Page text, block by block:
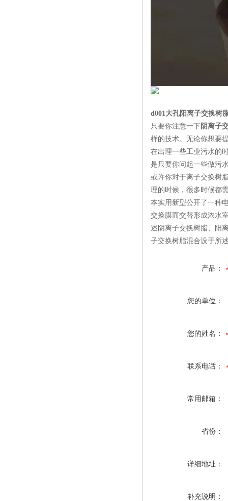
d001大孔阳离子交换树
只要你注意一下 阴离子
样的技术。无论你想要
在出理一些工业污水的
是只要你问起一些做污
或许你对于离子交换树
理的时候，很多时候都
本实用新型公开了一种
交换膜而交替形成浓水
述阴离子交换树脂、阳
子交换树脂混合设于所
产品：
您的单位：
您的姓名：
联系电话：
常用邮箱：
省份：
详细地址：
补充说明：